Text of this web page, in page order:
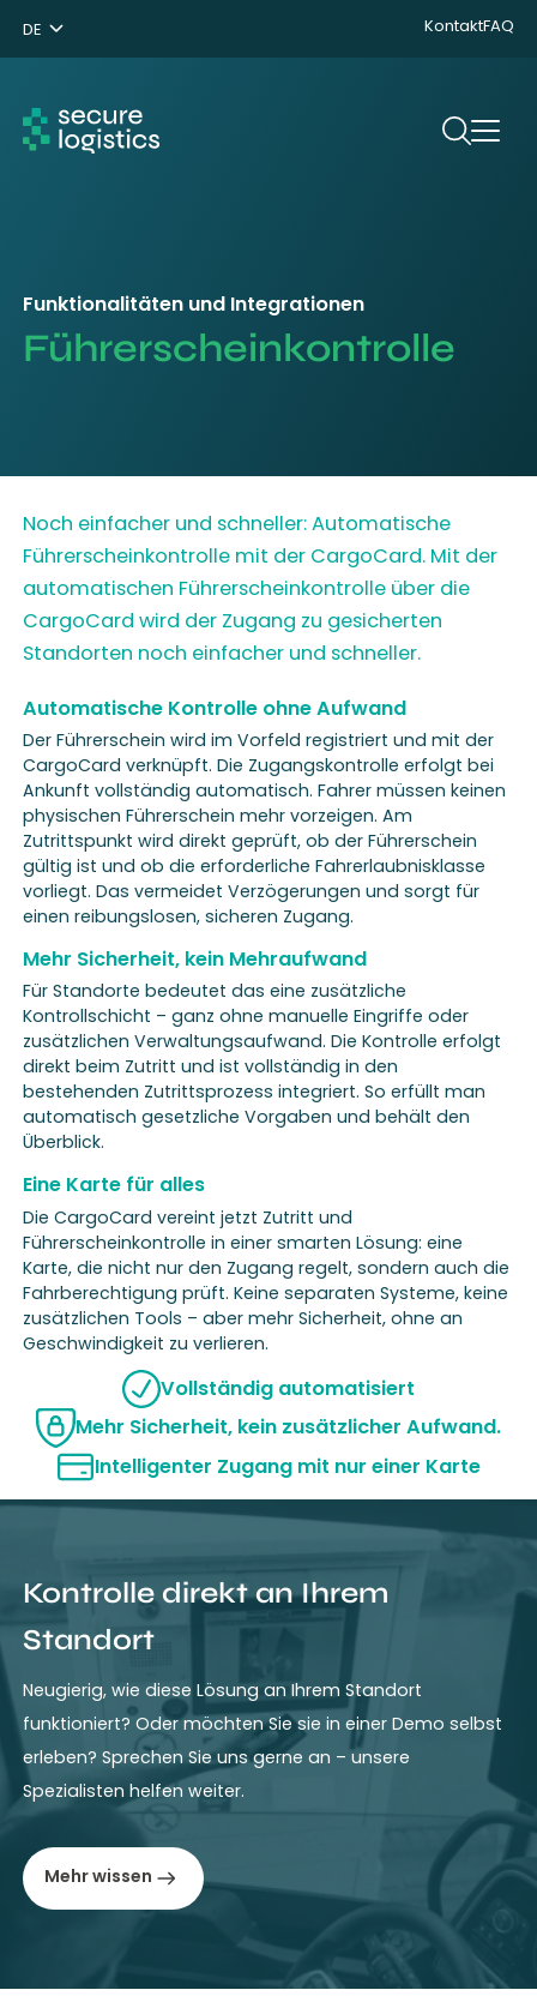
DE
NL
ENG
KontaktFAQ
Funktionalitäten und Integrationen
Führerscheinkontrolle
Noch einfacher und schneller: Automatische
Führerscheinkontrolle mit der CargoCard. Mit der
automatischen Führerscheinkontrolle über die
CargoCard wird der Zugang zu gesicherten
Standorten noch einfacher und schneller.
Automatische Kontrolle ohne Aufwand
Der Führerschein wird im Vorfeld registriert und mit der
CargoCard verknüpft. Die Zugangskontrolle erfolgt bei
Ankunft vollständig automatisch. Fahrer müssen keinen
physischen Führerschein mehr vorzeigen. Am
Zutrittspunkt wird direkt geprüft, ob der Führerschein
gültig ist und ob die erforderliche Fahrerlaubnisklasse
vorliegt. Das vermeidet Verzögerungen und sorgt für
einen reibungslosen, sicheren Zugang.
Mehr Sicherheit, kein Mehraufwand
Für Standorte bedeutet das eine zusätzliche
Kontrollschicht – ganz ohne manuelle Eingriffe oder
zusätzlichen Verwaltungsaufwand. Die Kontrolle erfolgt
direkt beim Zutritt und ist vollständig in den
bestehenden Zutrittsprozess integriert. So erfüllt man
automatisch gesetzliche Vorgaben und behält den
Überblick.
Eine Karte für alles
Die CargoCard vereint jetzt Zutritt und
Führerscheinkontrolle in einer smarten Lösung: eine
Karte, die nicht nur den Zugang regelt, sondern auch die
Fahrberechtigung prüft. Keine separaten Systeme, keine
zusätzlichen Tools – aber mehr Sicherheit, ohne an
Geschwindigkeit zu verlieren.
Vollständig automatisiert
Mehr Sicherheit, kein zusätzlicher Aufwand.
Intelligenter Zugang mit nur einer Karte
Kontrolle direkt an Ihrem
Standort
Neugierig, wie diese Lösung an Ihrem Standort
funktioniert? Oder möchten Sie sie in einer Demo selbst
erleben? Sprechen Sie uns gerne an – unsere
Spezialisten helfen weiter.
Mehr wissen